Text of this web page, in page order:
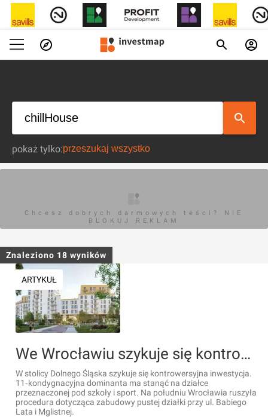
pokaż tylko:
Chcesz dobrych darmowych teści? NIE
BLOKUJ REKLAM
Znaleziono 18 wyników
ARTYKUŁ
We Wrocławiu szykuje się kontrowersyjna inwestycja. 11‑kondygnacyjny budynek ma stanąć na działce przeznaczonej pod szkoły i sport [WIZUALIZACJE]
W stolicy Dolnego Śląska szykuje się kontrowersyjna inwestycja.
11‑kondygnacyjna dominanta ma stanąć na działce
przeznaczonej pod szkoły i sport. Na południu Wrocławia ruszyła
procedura dotycząca zabudowy pustej działki przy ul. Babiego
Lata i Mglistnej.